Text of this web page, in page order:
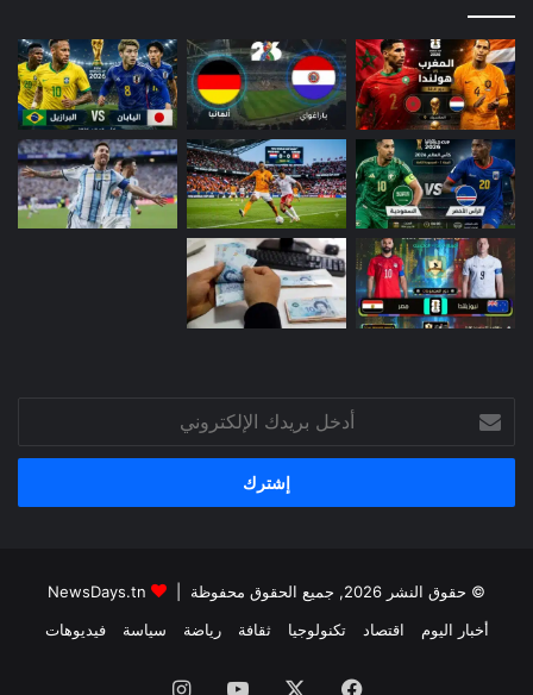
بريدك
الإلكتروني
© حقوق النشر 2026, جميع الحقوق محفوظة |
أخبار اليوم
اقتصاد تكنولوجيا ثقافة رياضة سياسة فيديوهات
فيسبوك ‫YouTubeانستقرام